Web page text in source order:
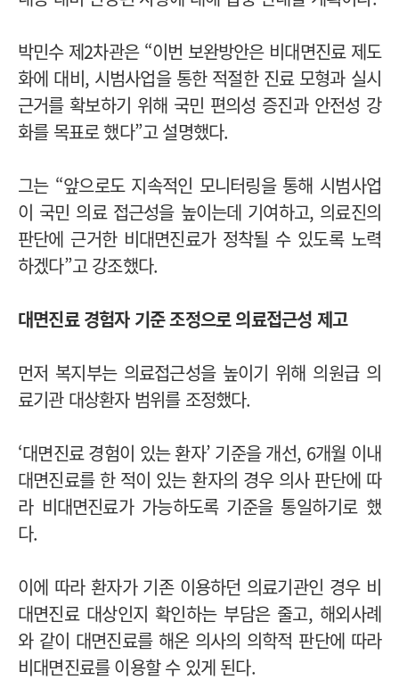
박민수 제2차관은 “이번 보완방안은 비대면진료 제도
화에 대비, 시범사업을 통한 적절한 진료 모형과 실시
근거를 확보하기 위해 국민 편의성 증진과 안전성 강
화를 목표로 했다”고 설명했다.
그는 “앞으로도 지속적인 모니터링을 통해 시범사업
이 국민 의료 접근성을 높이는데 기여하고, 의료진의
판단에 근거한 비대면진료가 정착될 수 있도록 노력
하겠다”고 강조했다.
대면진료 경험자 기준 조정으로 의료접근성 제고
먼저 복지부는 의료접근성을 높이기 위해 의원급 의
료기관 대상환자 범위를 조정했다.
‘대면진료 경험이 있는 환자’ 기준을 개선, 6개월 이내
대면진료를 한 적이 있는 환자의 경우 의사 판단에 따
라 비대면진료가 가능하도록 기준을 통일하기로 했
다.
이에 따라 환자가 기존 이용하던 의료기관인 경우 비
대면진료 대상인지 확인하는 부담은 줄고, 해외사례
와 같이 대면진료를 해온 의사의 의학적 판단에 따라
비대면진료를 이용할 수 있게 된다.